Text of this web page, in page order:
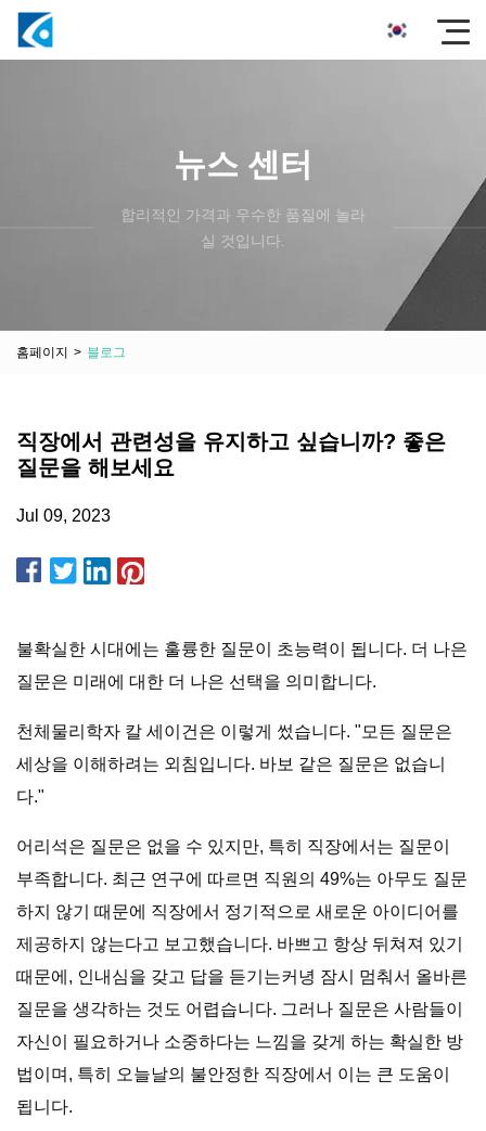
뉴스 센터
합리적인 가격과 우수한 품질에 놀라
실 것입니다.
홈페이지 > 블로그
직장에서 관련성을 유지하고 싶습니까? 좋은
질문을 해보세요
Jul 09, 2023
불확실한 시대에는 훌륭한 질문이 초능력이 됩니다. 더 나은
질문은 미래에 대한 더 나은 선택을 의미합니다.
천체물리학자 칼 세이건은 이렇게 썼습니다. "모든 질문은
세상을 이해하려는 외침입니다. 바보 같은 질문은 없습니
다."
어리석은 질문은 없을 수 있지만, 특히 직장에서는 질문이
부족합니다. 최근 연구에 따르면 직원의 49%는 아무도 질문
하지 않기 때문에 직장에서 정기적으로 새로운 아이디어를
제공하지 않는다고 보고했습니다. 바쁘고 항상 뒤쳐져 있기
때문에, 인내심을 갖고 답을 듣기는커녕 잠시 멈춰서 올바른
질문을 생각하는 것도 어렵습니다. 그러나 질문은 사람들이
자신이 필요하거나 소중하다는 느낌을 갖게 하는 확실한 방
법이며, 특히 오늘날의 불안정한 직장에서 이는 큰 도움이
됩니다.